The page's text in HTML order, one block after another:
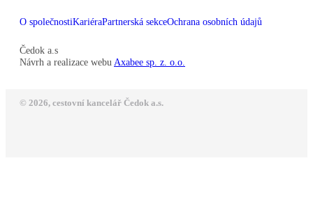
O společnostiKariéraPartnerská sekceOchrana osobních údajů
Čedok a.s
Návrh a realizace webu Axabee sp. z. o.o.
© 2026, cestovní kancelář Čedok a.s.